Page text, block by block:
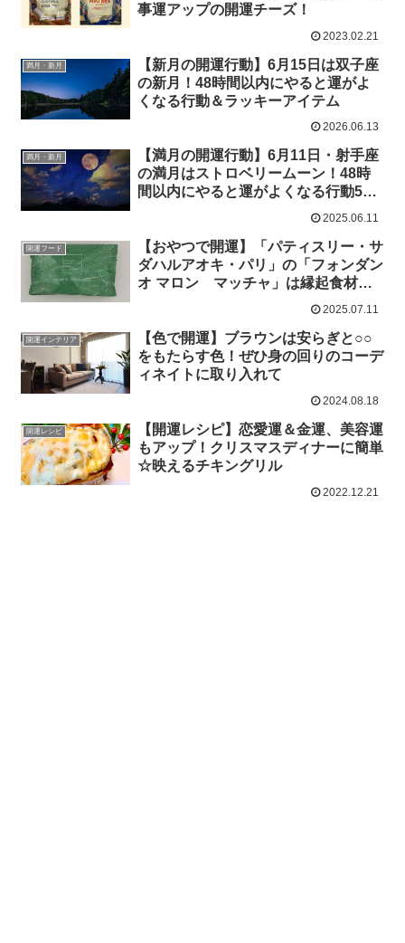
事運アップの開運チーズ！
2023.02.21
満月・新月
【新月の開運行動】6月15日は双子座
の新月！48時間以内にやると運がよ
くなる行動＆ラッキーアイテム
2026.06.13
満月・新月
【満月の開運行動】6月11日・射手座
の満月はストロベリームーン！48時
間以内にやると運がよくなる行動5つ
2025.06.11
開運フード
【おやつで開運】「パティスリー・サ
ダハルアオキ・パリ」の「フォンダン
オ マロン マッチャ」は縁起食材・
2025.07.11
開運インテリア
【色で開運】ブラウンは安らぎと○○
をもたらす色！ぜひ身の回りのコーデ
ィネイトに取り入れて
2024.08.18
開運レシピ
【開運レシピ】恋愛運＆金運、美容運
もアップ！クリスマスディナーに簡単
☆映えるチキングリル
2022.12.21